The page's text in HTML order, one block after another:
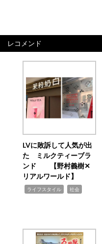
レコメンド
LVに敗訴して人気が出
た ミルクティーブラ
ンド 【野村義樹✕
リアルワールド】
ライフスタイル 社会